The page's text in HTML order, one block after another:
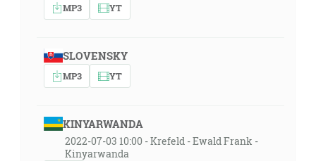
MP3 YT
SLOVENSKY
MP3 YT
KINYARWANDA
2022-07-03 10:00 - Krefeld - Ewald Frank -
Kinyarwanda